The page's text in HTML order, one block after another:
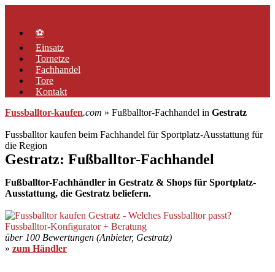
springen⚽
Einsatz
Tornetze
Fachhandel
Tore
Kontakt
Fussballtor-kaufen.com » Fußballtor-Fachhandel in Gestratz
Fussballtor kaufen beim Fachhandel für Sportplatz-Ausstattung für
die Region
Gestratz: Fußballtor-Fachhandel
Fußballtor-Fachhändler in Gestratz & Shops für Sportplatz-
Ausstattung, die Gestratz beliefern.
über 100 Bewertungen (Anbieter, Gestratz)
» zum Händler